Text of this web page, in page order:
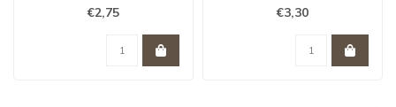
€2,75 €3,30